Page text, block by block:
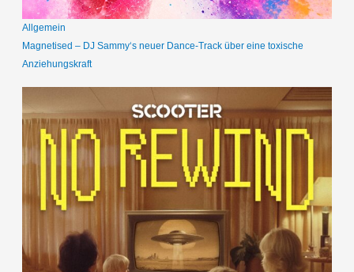
Allgemein
Magnetised – DJ Sammy‘s neuer Dance-Track über eine toxische
Anziehungskraft